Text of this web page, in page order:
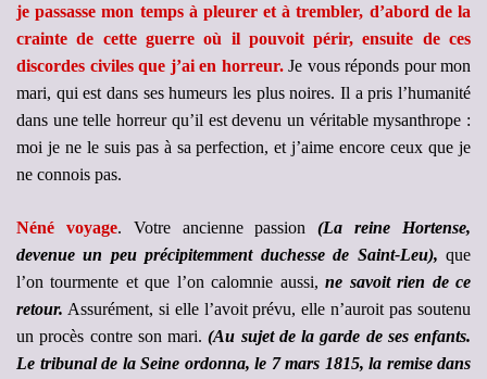
je passasse mon temps à pleurer et à trembler, d’abord de la
crainte de cette guerre où il pouvoit périr, ensuite de ces
discordes civiles que j’ai en horreur.Je vous réponds pour mon
mari, qui est dans ses humeurs les plus noires. Il a pris l’humanité
dans une telle horreur qu’il est devenu un véritable mysanthrope :
moi je ne le suis pas à sa perfection, et j’aime encore ceux que je
ne connois pas.
Néné voyage. Votre ancienne passion(La reine Hortense,
devenue un peu précipitemment duchesse de Saint-Leu), que
l’on tourmente et que l’on calomnie aussi,ne savoit rien de ce
retour. Assurément, si elle l’avoit prévu, elle n’auroit pas soutenu
un procès contre son mari.(Au sujet de la garde de ses enfants.
Le tribunal de la Seine ordonna, le 7 mars 1815, la remise dans